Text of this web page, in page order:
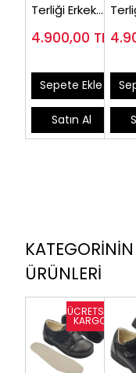
Terliği Erkek
ODT170J
4.900,00 TL
Sepete Ekle
Satın Al
ÜRÜNLERİ